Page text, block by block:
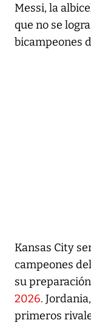
Messi, la
que no se
bicampeones
Kansas City
campeones
su
2026.
primeros